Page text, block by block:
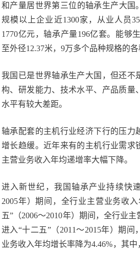
和产量居世界第三位的轴承生产大国
规模以上企业近1300家，从业人员
1770亿元，轴承产量196亿套。能够
至外径12.37米，9万多个品种规格的各
我国已是世界轴承生产大国，但还不
构、研发能力、技术水平、产品质量
水平有较大差距。
轴承配套的主机行业经济下行的压力
增长趋缓。近年来有的主机行业需求
主营业务收入年均递增率大幅下降。
进入新世纪，我国轴承产业持续快
2005年）期间，全行业主营业务收
五”（2006～2010年）期间，全行业主
进入“十二五”（2011～2015年）期
业务收入年均增长率降为4.46%，其中